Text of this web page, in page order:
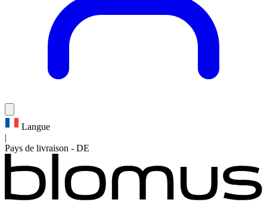
Langue
|
Pays de livraison - DE